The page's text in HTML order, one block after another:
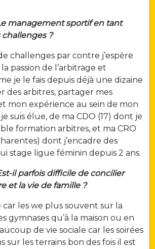
management sportif en tant
challenges ?
de challenges par contre j’espère
passion de l’arbitrage et
je le fais depuis déjà une dizaine
des arbitres, partager mes
mon expérience au sein de mon
suis élue, de ma CDO (17) dont je
formation arbitres, et ma CRO
dont j’encadre des
stage ligue féminin depuis 2 ans.
il parfois difficile de concilier
et la vie de famille ?
car les we plus souvent sur la
gymnases qu’à la maison ou en
de vie sociale car les soirées
sur les terrains bon des fois il est